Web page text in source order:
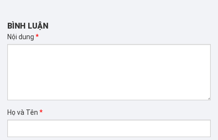
BÌNH LUẬN
Nội dung *
Họ và Tên *